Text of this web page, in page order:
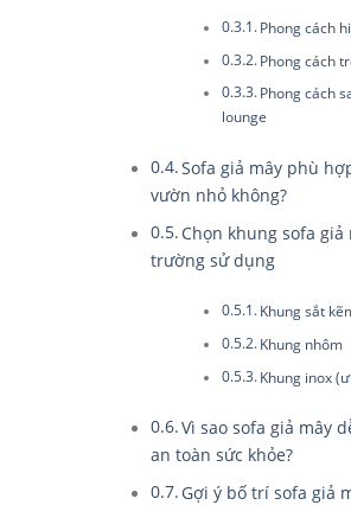
Phong cách
Phong cách
Phong cách
lounge
Sofa giả mây phù
vườn nhỏ không?
Chọn khung sofa giả
trường sử dụng
Khung sắt
Khung nhôm
Khung inox
Vì sao sofa giả mây
an toàn sức khỏe?
Gợi ý bố trí sofa giả